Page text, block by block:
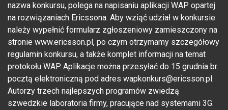
nazwa konkursu, polega na napisaniu aplikacji WAP opartej
na rozwiązaniach Ericssona. Aby wziąć udział w konkursie
należy wypełnić formularz zgłoszeniowy zamieszczony na
stronie www.ericsson.pl, po czym otrzymamy szczegółowy
regulamin konkursu, a także komplet informacji na temat
protokołu WAP. Aplikacje można przesyłać do 15 grudnia br.
pocztą elektroniczną pod adres wapkonkurs@ericsson.pl.
Autorzy trzech najlepszych programów zwiedzą
szwedzkie laboratoria firmy, pracujące nad systemami 3G.